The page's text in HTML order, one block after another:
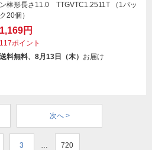
ン棒形長さ11.0 TTGVTC1.2511T （1パッ
ク20個）
1,169円
117ポイント
送料無料、8月13日（木） お届け
次へ >
3 … 720